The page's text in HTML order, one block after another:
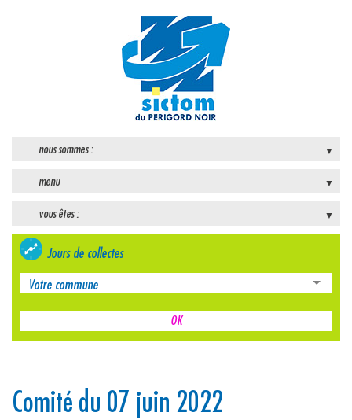
nous sommes :
menu
vous êtes :
Jours de collectes
Comité du 07 juin 2022